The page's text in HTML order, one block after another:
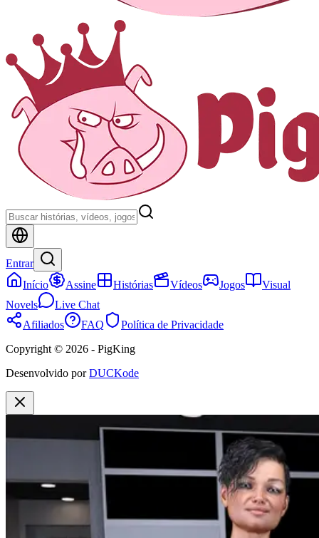
Entrar
Início
Assine Histórias Vídeos Jogos
Visual
Novels
Live Chat
Afiliados
FAQ
Política de Privacidade
Copyright © 2026 - PigKing
Desenvolvido por DUCKode